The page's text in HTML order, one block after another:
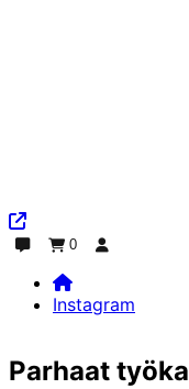
0
Instagram
Instagram
Parhaat